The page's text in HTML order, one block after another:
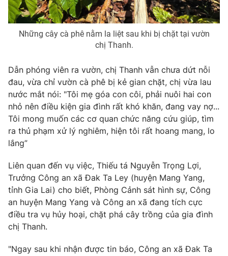
Liên hệ tòa soạn English
THỜI BÁO VTV
Theo dõi báo trên
Cơ quan báo chí:Thời báo VTV
Giấy phép hoạt động báo in và báo điện tử số 483/GP-BTTTT
cấp ngày 29/12/2023
Tổng Biên tập:
Vũ Thanh Thủy
Phó Tổng Biên tập:
Nguyễn Trọng Ninh
Tổng đài VTV:024.38 355 931 - 024.38 355 932
Những cây cà phê nằm la liệt sau khi bị chặt tại vườn
chị Thanh.
Dẫn phóng viên ra vườn, chị Thanh vẫn chưa dứt nỗi
đau, vừa chỉ vườn cà phê bị kẻ gian chặt, chị vừa lau
nước mắt nói: "Tôi mẹ góa con côi, phải nuôi hai con
nhỏ nên điều kiện gia đình rất khó khăn, đang vay nợ...
Tôi mong muốn các cơ quan chức năng cứu giúp, tìm
ra thủ phạm xử lý nghiêm, hiện tôi rất hoang mang, lo
lắng”
Liên quan đến vụ việc, Thiếu tá Nguyễn Trọng Lợi,
Trưởng Công an xã Đak Ta Ley (huyện Mang Yang,
tỉnh Gia Lai) cho biết, Phòng Cảnh sát hình sự, Công
an huyện Mang Yang và Công an xã đang tích cực
điều tra vụ hủy hoại, chặt phá cây trồng của gia đình
chị Thanh.
"Ngay sau khi nhận được tin báo, Công an xã Đak Ta